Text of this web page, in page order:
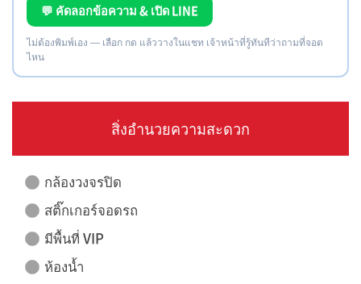
💬 คัดลอกข้อความ & เปิด LINE
ไม่ต้องพิมพ์เอง — เลือก กด แล้ววางในแชท เจ้าหน้าที่รู้ทันทีว่าถามที่จอด
ไหน
สิ่งอำนวยความสะดวก
กล้องวงจรปิด
สติ๊กเกอร์จอดรถ
มีพื้นที่ VIP
ห้องน้ำ